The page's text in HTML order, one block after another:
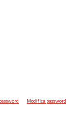
Modifica password